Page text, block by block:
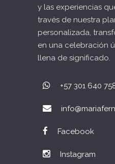
y las experiencias
través de nuestra
personalizada,
en una celebración
llena de significado.
+57 301 640
Facebook
Instagram